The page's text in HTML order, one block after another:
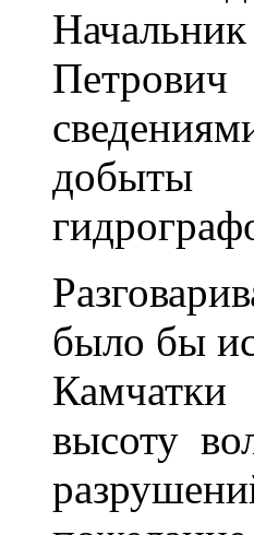
добыты
было бы
высоту